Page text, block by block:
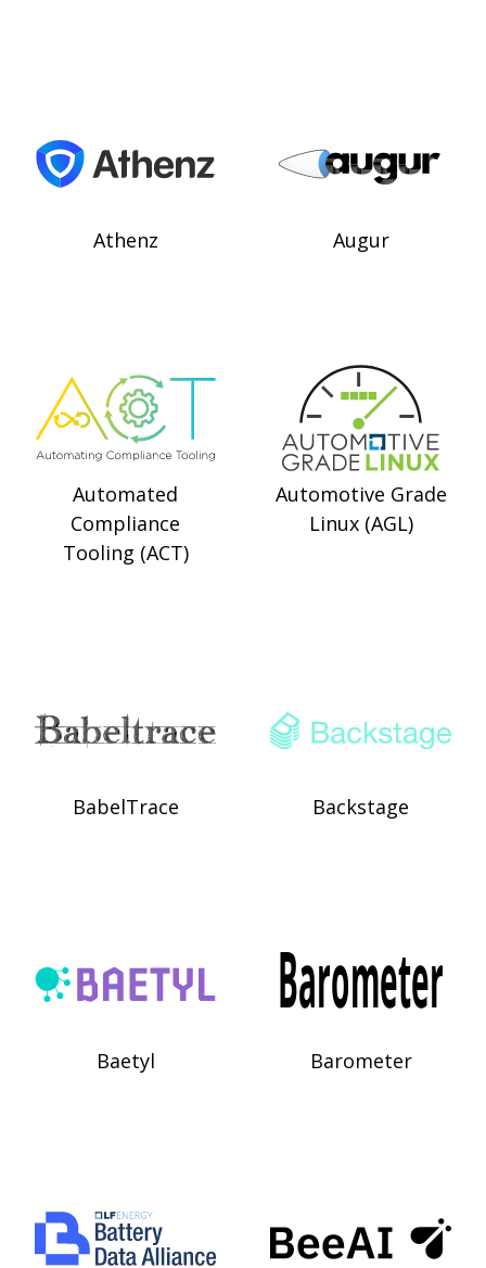
Athenz Augur
Automated
Compliance
Tooling (ACT)
Automotive Grade
Linux (AGL)
BabelTrace Backstage
Baetyl Barometer